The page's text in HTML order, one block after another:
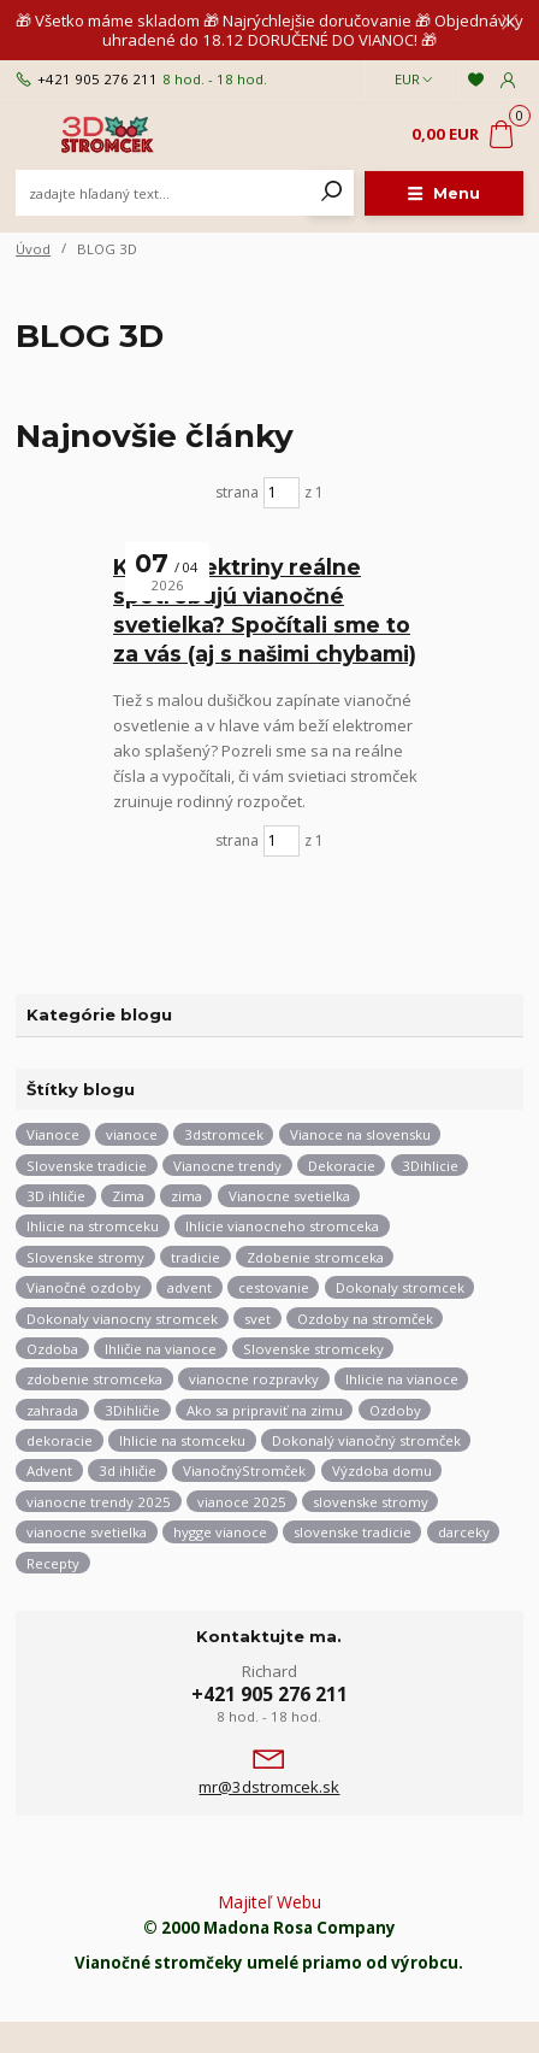
🎁 Všetko máme skladom 🎁 Najrýchlejšie doručovanie 🎁 Objednávky
uhradené do 18.12 DORUČENÉ DO VIANOC! 🎁
Menu
EUR
+421 905 276 211 8 hod. - 18 hod.
0
0,00 EUR
Úvod BLOG 3D
Kategórie blogu
Štítky blogu
Vianoce vianoce 3dstromcek
Vianoce na slovensku
Slovenske tradicie
Vianocne trendy Dekoracie
3Dihlicie
3D ihličie
Zima zima
Vianocne svetielka
Ihlicie na stromceku
Ihlicie vianocneho stromceka
Slovenske stromy
tradicie
Zdobenie stromceka
Vianočné ozdoby
advent cestovanie
Dokonaly stromcek
Dokonaly vianocny stromcek
svet
Ozdoby na stromček
Ozdoba
Ihličie na vianoce
Slovenske stromceky
zdobenie stromceka
vianocne rozpravky
Ihlicie na vianoce
zahrada
3Dihličie Ako sa pripraviť na zimu
Ozdoby
dekoracie
Ihlicie na stomceku
Dokonalý vianočný stromček
Advent
3d ihličie VianočnýStromček
Výzdoba domu
vianocne trendy 2025
vianoce 2025
slovenske stromy
vianocne svetielka
hygge vianoce slovenske tradicie
darceky
Recepty
Kontaktujte ma.
Richard
+421 905 276 211
8 hod. - 18 hod.
mr@3dstromcek.sk
BLOG 3D
Najnovšie články
strana z 1
Koľko elektriny reálne
spotrebujú vianočné
svetielka? Spočítali sme to
za vás (aj s našimi chybami)
07
04
2026
Tiež s malou dušičkou zapínate vianočné
osvetlenie a v hlave vám beží elektromer
ako splašený? Pozreli sme sa na reálne
čísla a vypočítali, či vám svietiaci stromček
zruinuje rodinný rozpočet.
strana z 1
Majiteľ Webu
© 2000 Madona Rosa Company
Vianočné stromčeky umelé priamo od výrobcu.